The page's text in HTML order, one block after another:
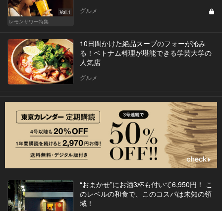
Vol.1
レモンサワー特集
グルメ
10日間かけた絶品スープのフォーが沁み
る！ベトナム料理が堪能できる学芸大学の
人気店
グルメ
“おまかせ”にお酒3杯も付いて6,950円！ こ
のレベルの和食で、このコスパは未知の領
域！